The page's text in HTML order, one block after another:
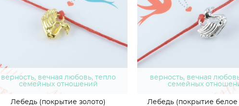
верность, вечная любовь, тепло
семейных отношений
Лебедь (покрытие золото)
верность, вечная
семейных
Лебедь (покрытие белое